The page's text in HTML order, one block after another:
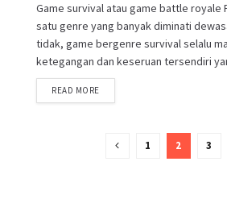
Game survival atau game battle royale
satu genre yang banyak diminati
tidak, game bergenre survival selalu
ketegangan dan keseruan tersendiri
READ MOREDETAILS
1 2 3